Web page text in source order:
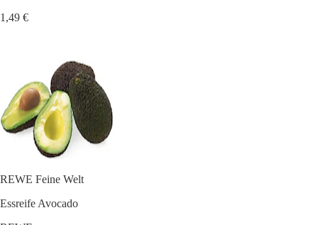
1,49 €
REWE Feine Welt
Essreife Avocado